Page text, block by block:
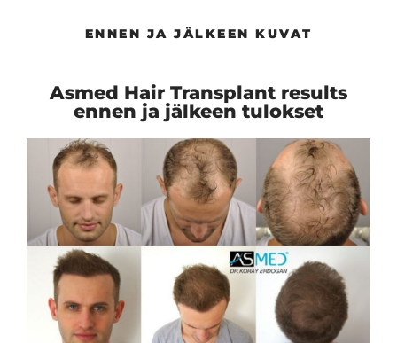
ENNEN JA JÄLKEEN KUVAT
Asmed Hair Transplant results
ennen ja jälkeen tulokset